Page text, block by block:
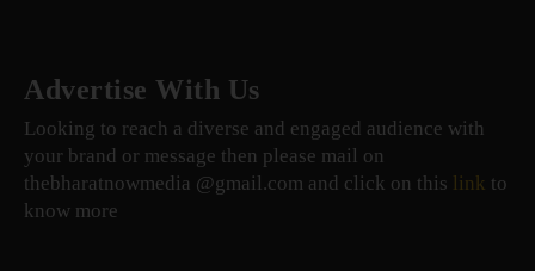
Advertise With Us
Looking to reach a diverse and engaged audience with
your brand or message then please mail on
thebharatnowmedia @gmail.com and click on this link to
know more